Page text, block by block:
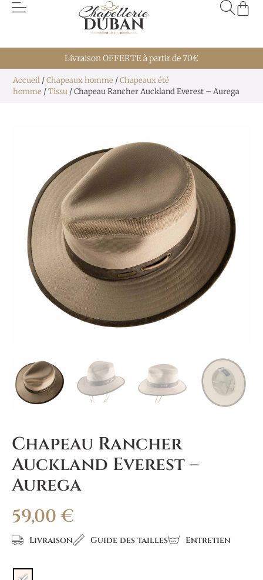
Livraison OFFERTE à partir de 70€
Accueil /Chapeaux homme /Chapeaux été
homme /Tissu / Chapeau Rancher Auckland Everest – Aurega
Chapeau Rancher
Auckland Everest –
Aurega
59,00€
Livraison Guide des tailles Entretien